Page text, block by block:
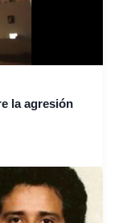
la agresión